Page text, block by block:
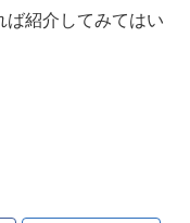
ば紹介してみてはい